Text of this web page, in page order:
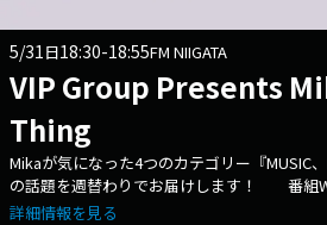
5/31 日18:30-18:55FM NIIGATA
VIP Group Presents
Thing
Mikaが気になった4つのカテゴリー『MUSIC、
の話題を週替わりでお届けします！ 番組
https://www.fmniigata.com/user/prog/
詳細情報を見る